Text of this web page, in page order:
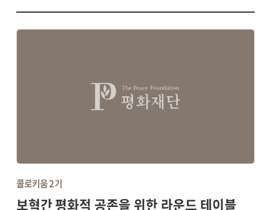
콜로키움 2기
보혁간 평화적 공존을 위한 라운드 테이블